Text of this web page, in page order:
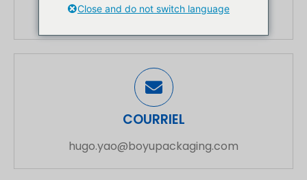
+86-18516030824
COURRIEL
hugo.yao@boyupackaging.com
Close and do not switch language